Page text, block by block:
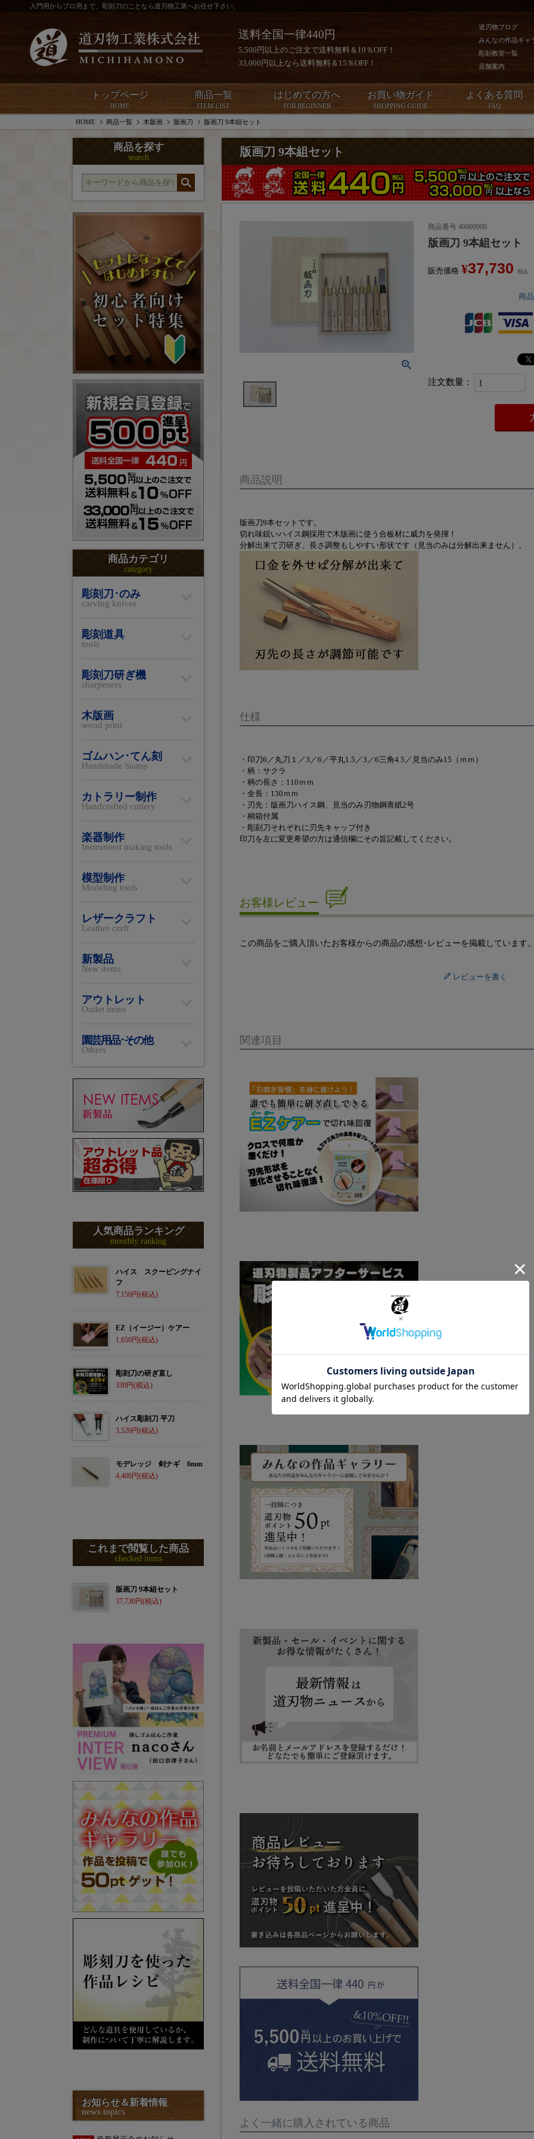
入門用からプロ用まで、彫刻刀のことなら道刃物工業へお任せ下さい。
送料全国一律440円
5,500円以上のご注文で送料無料＆10％OFF！
33,000円以上なら送料無料＆15％OFF！
道刃物ブログ
みんなの作品ギャ
彫刻教室一覧
店舗案内
トップページ
HOME
商品一覧
ITEM LIST
はじめての方へ
FOR BEGINNER
お買い物ガイド
SHOPPING GUIDE
よくある質問
FAQ
HOME 商品一覧 木版画 版画刀 版画刀 9本組セット
版画刀 9本組セット
商品番号 40000900
版画刀 9本組セット
販売価格 ¥37,730 税込
商
商品説明
版画刀9本セットです。
切れ味鋭いハイス鋼採用で木版画に使う合板材に威力を発揮！
分解出来て刃研ぎ、長さ調整もしやすい形状です（見当のみは分解出来ません）。
仕様
・印刀6／丸刀１／3／6／平丸1.5／3／6三角4.5／見当のみ15（ｍｍ）
・柄：サクラ
・柄の長さ：110ｍｍ
・全長：130ｍｍ
・刃先：版画刀ハイス鋼、見当のみ刃物鋼青紙2号
・桐箱付属
・彫刻刀それぞれに刃先キャップ付き
印刀を左に変更希望の方は通信欄にその旨記載してください。
お客様レビュー
この商品をご購入頂いたお客様からの商品の感想･レビューを掲載しています
レビューを書く
関連項目
よく一緒に購入されている商品
商品を探す
search
商品カテゴリ
category
彫刻刀･のみ
carving knives
彫刻道具
tools
彫刻刀研ぎ機
sharpeners
木版画
wood print
ゴムハン･てん刻
Handmade Stamp
カトラリー制作
Handcrafted cutlery
楽器制作
Instrument making tools
模型制作
Modeling tools
レザークラフト
Leather craft
新製品
New items
アウトレット
Outlet items
園芸用品･その他
Others
人気商品ランキング
monthly ranking
ハイス スクーピングナイ
フ
7,150
EZ（イージー）ケアー
1,650
彫刻刀の研ぎ直し
330
ハイス彫刻刀 平刀
3,520
モデレッジ 剣ナギ 6mm
4,400
これまで閲覧した商品
checked items
版画刀 9本組セット
37,730
お知らせ＆新着情報
news topics